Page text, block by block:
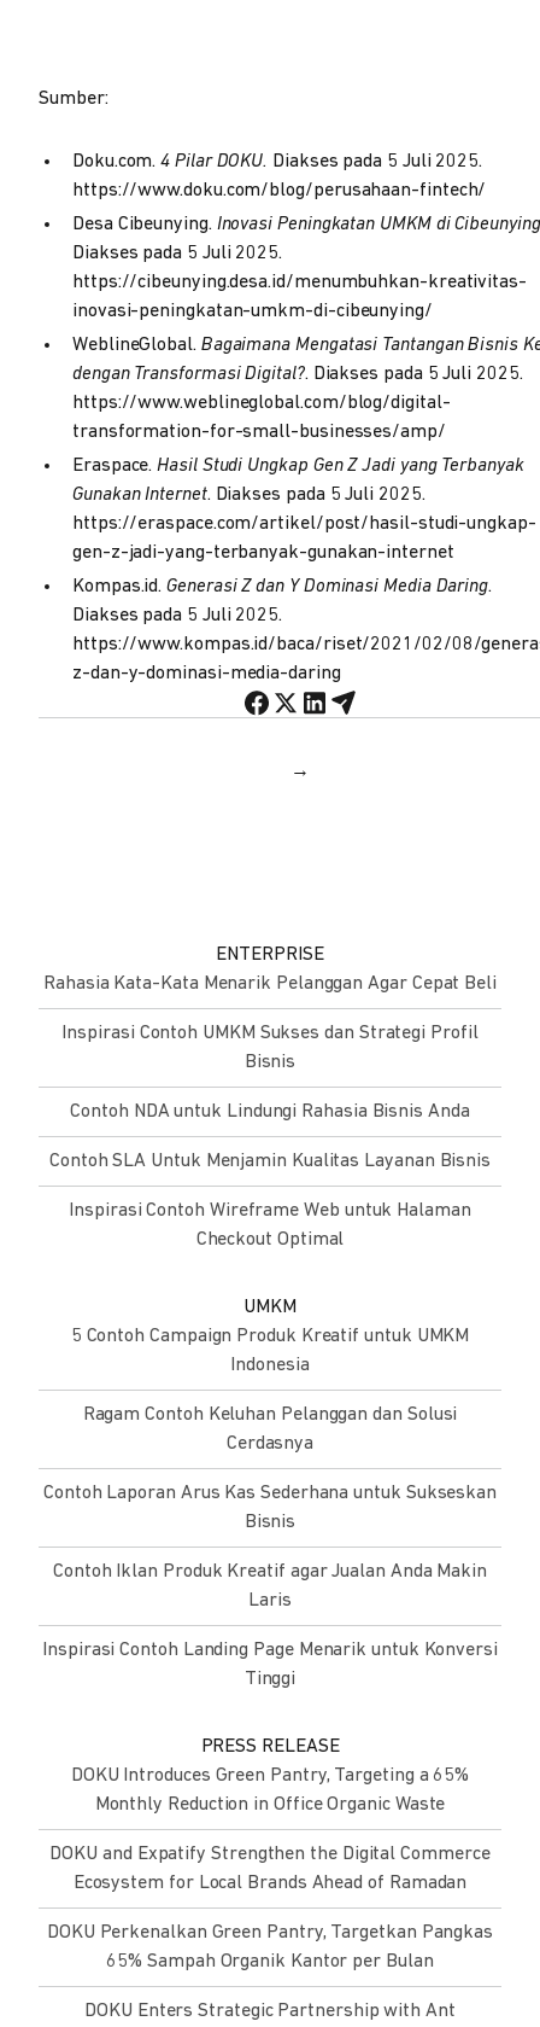
Sumber:
Doku.com.4 Pilar DOKU. Diakses pada 5 Juli 2025.
https://www.doku.com/blog/perusahaan-fintech/
Desa Cibeunying. Inovasi Peningkatan UMKM di
Diakses pada 5 Juli 2025.
https://cibeunying.desa.id/menumbuhkan-kreativitas-
inovasi-peningkatan-umkm-di-cibeunying/
WeblineGlobal. Bagaimana Mengatasi Tantangan Bisnis
dengan Transformasi Digital?. Diakses pada 5 Juli 2025.
https://www.weblineglobal.com/blog/digital-
transformation-for-small-businesses/amp/
Eraspace.Hasil Studi Ungkap Gen Z Jadi yang Terbanyak
Gunakan Internet. Diakses pada 5 Juli 2025.
https://eraspace.com/artikel/post/hasil-studi-ungkap-
gen-z-jadi-yang-terbanyak-gunakan-internet
Kompas.id.Generasi Z dan Y Dominasi Media Daring.
Diakses pada 5 Juli 2025.
https://www.kompas.id/baca/riset/2021/02/08/
z-dan-y-dominasi-media-daring
→
ENTERPRISE
Rahasia Kata-Kata Menarik Pelanggan Agar Cepat Beli
Inspirasi Contoh UMKM Sukses dan Strategi Profil
Bisnis
Contoh NDA untuk Lindungi Rahasia Bisnis Anda
Contoh SLA Untuk Menjamin Kualitas Layanan Bisnis
Inspirasi Contoh Wireframe Web untuk Halaman
Checkout Optimal
UMKM
5 Contoh Campaign Produk Kreatif untuk UMKM
Indonesia
Ragam Contoh Keluhan Pelanggan dan Solusi
Cerdasnya
Contoh Laporan Arus Kas Sederhana untuk Sukseskan
Bisnis
Contoh Iklan Produk Kreatif agar Jualan Anda Makin
Laris
Inspirasi Contoh Landing Page Menarik untuk Konversi
Tinggi
PRESS RELEASE
DOKU Introduces Green Pantry, Targeting a 65%
Monthly Reduction in Office Organic Waste
DOKU and Expatify Strengthen the Digital Commerce
Ecosystem for Local Brands Ahead of Ramadan
DOKU Perkenalkan Green Pantry, Targetkan Pangkas
65% Sampah Organik Kantor per Bulan
DOKU Enters Strategic Partnership with Ant